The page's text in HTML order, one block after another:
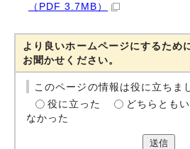
（PDF 3.7MB）
より良いホームページにするため
お聞かせください。
このページの情報は役に立ちま
役に立った
どちらとも
なかった
送信